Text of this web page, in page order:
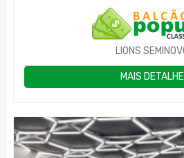
LIONS
MAIS